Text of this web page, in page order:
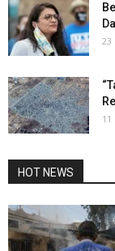
23
HOT NEWS